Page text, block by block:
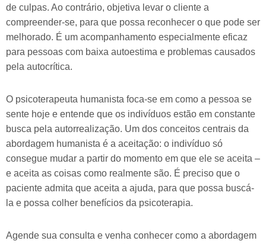
de culpas. Ao contrário, objetiva levar o cliente a
compreender-se, para que possa reconhecer o que pode ser
melhorado. É um acompanhamento especialmente eficaz
para pessoas com baixa autoestima e problemas causados
pela autocrítica.
O psicoterapeuta humanista foca-se em como a pessoa se
sente hoje e entende que os indivíduos estão em constante
busca pela autorrealização. Um dos conceitos centrais da
abordagem humanista é a aceitação: o indivíduo só
consegue mudar a partir do momento em que ele se aceita –
e aceita as coisas como realmente são. É preciso que o
paciente admita que aceita a ajuda, para que possa buscá-
la e possa colher benefícios da psicoterapia.
Agende sua consulta e venha conhecer como a abordagem